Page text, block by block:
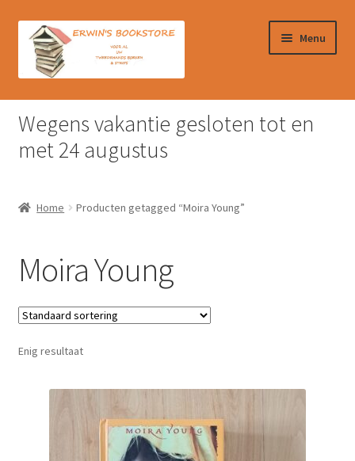
door
naar
naar
Menu
Home
Afrekenen
Verzendkosten & Ophalen boeken
Winkelmand
Wegens vakantie gesloten tot en
met 24 augustus
Home Producten getagged “Moira Young”
Moira Young
Enig resultaat